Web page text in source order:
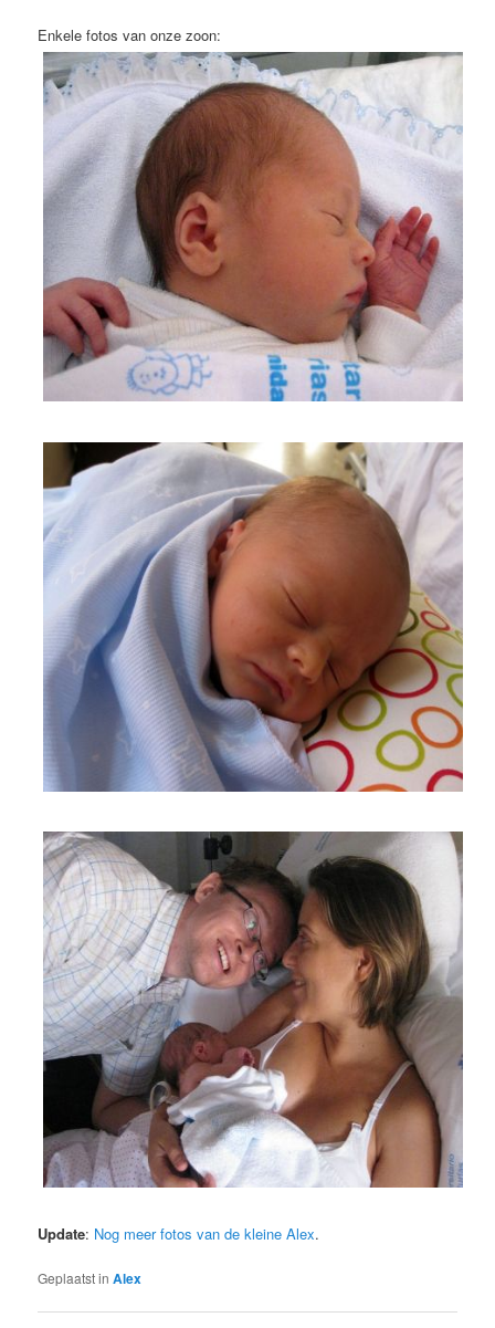
Enkele fotos van onze zoon:
Update: Nog meer fotos van de kleine Alex.
Geplaatst in Alex